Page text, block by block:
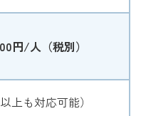
円/人（税別）
上も対応可能）